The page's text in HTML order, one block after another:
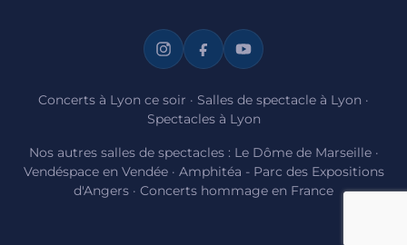
Concerts à Lyon ce soir · Salles de spectacle à Lyon ·
Spectacles à Lyon
Nos autres salles de spectacles : Le Dôme de Marseille·
Vendéspace en Vendée· Amphitéa - Parc des Expositions
d'Angers · Concerts hommage en France